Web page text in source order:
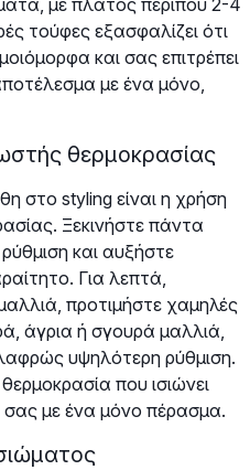
με πλάτος περίπου 2-4
τούφες εξασφαλίζει ότι
και σας επιτρέπει
με ένα μόνο,
θερμοκρασίας
στο styling είναι η χρήση
Ξεκινήστε πάντα
και αυξήστε
Για λεπτά,
προτιμήστε χαμηλές
άγρια ή σγουρά μαλλιά,
υψηλότερη ρύθμιση.
που ισιώνει
με ένα μόνο πέρασμα.